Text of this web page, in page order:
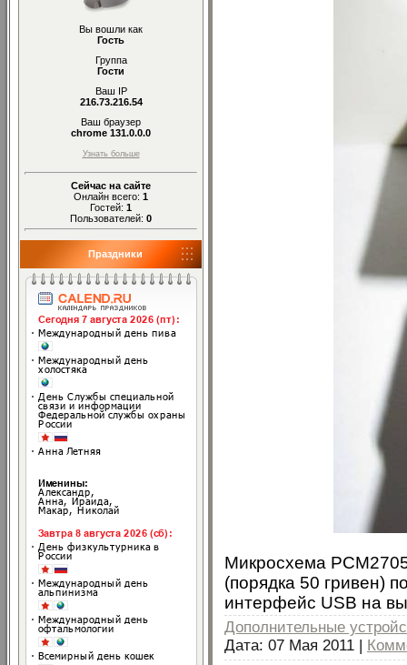
Вы вошли как
Гость
Группа
Гости
Ваш IP
216.73.216.54
Ваш браузер
chrome 131.0.0.0
Узнать больше
Сейчас на сайте
Онлайн всего: 1
Гостей: 1
Пользователей: 0
Праздники
Микросхема
(порядка 50 гривен)
интерфейс USB на
Дополнительные
Дата: 07 Мая 2011 |